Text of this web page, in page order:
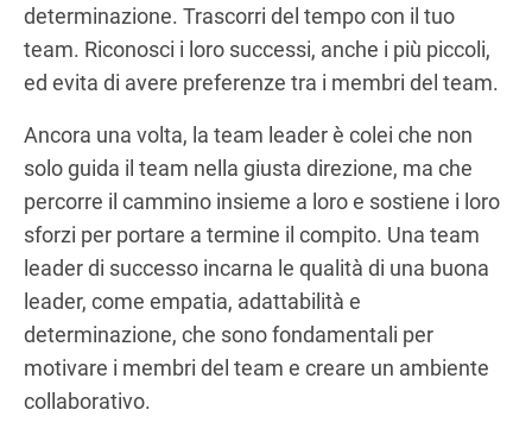
determinazione. Trascorri del tempo con il tuo
team. Riconosci i loro successi, anche i più piccoli,
ed evita di avere preferenze tra i membri del team.
Ancora una volta, la team leader è colei che non
solo guida il team nella giusta direzione, ma che
percorre il cammino insieme a loro e sostiene i loro
sforzi per portare a termine il compito. Una team
leader di successo incarna le qualità di una buona
leader, come empatia, adattabilità e
determinazione, che sono fondamentali per
motivare i membri del team e creare un ambiente
collaborativo.